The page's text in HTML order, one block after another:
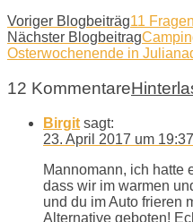
Voriger Blogbeiträg11
Nächster Blogbeitrag
Osterwochenende in
12 Kommentare
Birgit sagt:
23. April 2017 um
Mannomann, ich hatte
dass wir im warmen
und du im Auto frieren
Alternative geboten!